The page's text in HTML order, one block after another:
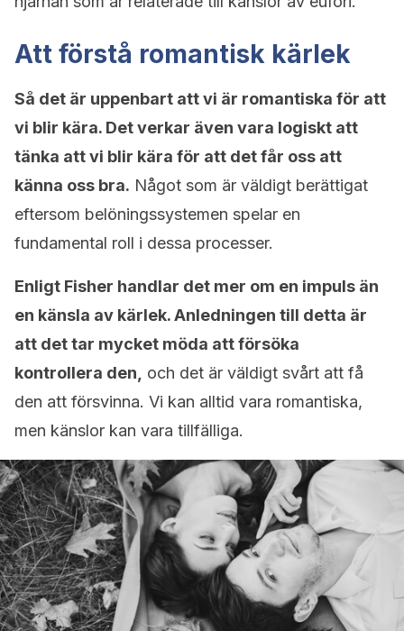
Att förstå romantisk kärlek
Så det är uppenbart att vi är romantiska för att
vi blir kära. Det verkar även vara logiskt att
tänka att vi blir kära för att det får oss att
känna oss bra. Något som är väldigt berättigat
eftersom belöningssystemen spelar en
fundamental roll i dessa processer.
Enligt Fisher handlar det mer om en impuls än
en känsla av kärlek. Anledningen till detta är
att det tar mycket möda att försöka
kontrollera den,
och det är väldigt svårt att få
den att försvinna. Vi kan alltid vara romantiska,
men känslor kan vara tillfälliga.